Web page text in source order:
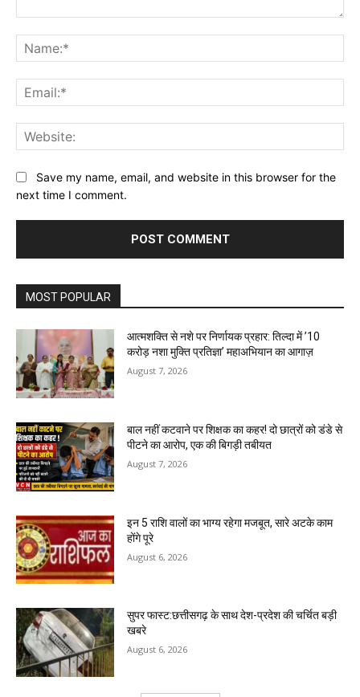
Save my name, email, and website in this browser for the
next time I comment.
MOST POPULAR
आत्मशक्ति से नशे पर निर्णायक प्रहार: तिल्दा में ’10
करोड़ नशा मुक्ति प्रतिज्ञा’ महाअभियान का आगाज़
August 7, 2026
बाल नहीं कटवाने पर शिक्षक का कहर! दो छात्रों को डंडे से
पीटने का आरोप, एक की बिगड़ी तबीयत
August 7, 2026
इन 5 राशि वालों का भाग्य रहेगा मजबूत, सारे अटके काम
होंगे पूरे
August 6, 2026
सुपर फास्ट:छत्तीसगढ़ के साथ देश-प्रदेश की चर्चित बड़ी
खबरे
August 6, 2026